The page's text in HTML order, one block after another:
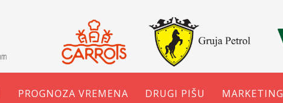
PROGNOZA VREMENA DRUGI PIŠU MARKETING